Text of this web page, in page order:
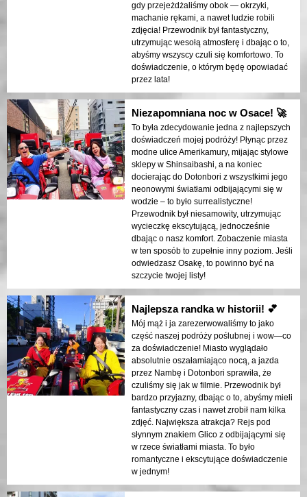
gdy przejeżdżaliśmy obok — okrzyki,
machanie rękami, a nawet ludzie robili
zdjęcia! Przewodnik był fantastyczny,
utrzymując wesołą atmosferę i dbając o to,
abyśmy wszyscy czuli się komfortowo. To
doświadczenie, o którym będę opowiadać
przez lata!
Niezapomniana noc w Osace! 🚀
To była zdecydowanie jedna z najlepszych
doświadczeń mojej podróży! Płynąc przez
modne ulice Amerikamury, mijając stylowe
sklepy w Shinsaibashi, a na koniec
docierając do Dotonbori z wszystkimi jego
neonowymi światłami odbijającymi się w
wodzie – to było surrealistyczne!
Przewodnik był niesamowity, utrzymując
wycieczkę ekscytującą, jednocześnie
dbając o nasz komfort. Zobaczenie miasta
w ten sposób to zupełnie inny poziom. Jeśli
odwiedzasz Osakę, to powinno być na
szczycie twojej listy!
Najlepsza randka w historii! 💕
Mój mąż i ja zarezerwowaliśmy to jako
część naszej podróży poślubnej i wow—co
za doświadczenie! Miasto wyglądało
absolutnie oszałamiająco nocą, a jazda
przez Nambę i Dotonbori sprawiła, że
czuliśmy się jak w filmie. Przewodnik był
bardzo przyjazny, dbając o to, abyśmy mieli
fantastyczny czas i nawet zrobił nam kilka
zdjęć. Największa atrakcja? Rejs pod
słynnym znakiem Glico z odbijającymi się
w rzece światłami miasta. To było
romantyczne i ekscytujące doświadczenie
w jednym!